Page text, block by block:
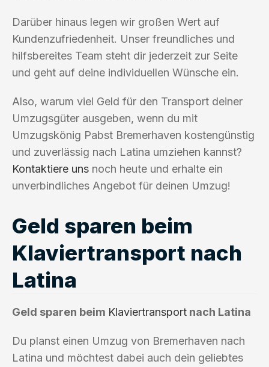
Darüber hinaus legen wir großen Wert auf
Kundenzufriedenheit. Unser freundliches und
hilfsbereites Team steht dir jederzeit zur Seite
und geht auf deine individuellen Wünsche ein.
Also, warum viel Geld für den Transport deiner
Umzugsgüter ausgeben, wenn du mit
Umzugskönig Pabst Bremerhaven kostengünstig
und zuverlässig nach Latina umziehen kannst?
Kontaktiere uns noch heute und erhalte ein
unverbindliches Angebot für deinen Umzug!
Geld sparen beim
Klaviertransport nach
Latina
Geld sparen beim Klaviertransport nach Latina
Du planst einen Umzug von Bremerhaven nach
Latina und möchtest dabei auch dein geliebtes